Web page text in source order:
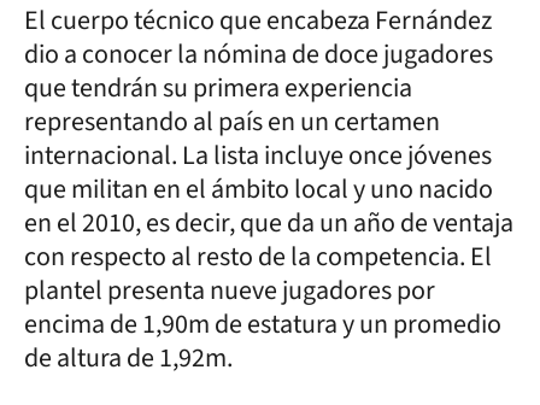
El cuerpo técnico que encabeza Fernández
dio a conocer la nómina de doce jugadores
que tendrán su primera experiencia
representando al país en un certamen
internacional. La lista incluye once jóvenes
que militan en el ámbito local y uno nacido
en el 2010, es decir, que da un año de ventaja
con respecto al resto de la competencia. El
plantel presenta nueve jugadores por
encima de 1,90m de estatura y un promedio
de altura de 1,92m.